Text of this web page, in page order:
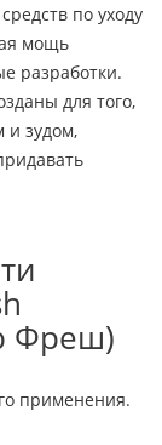
по уходу
мощь
разработки.
для того,
и зудом,
Фреш)
применения.